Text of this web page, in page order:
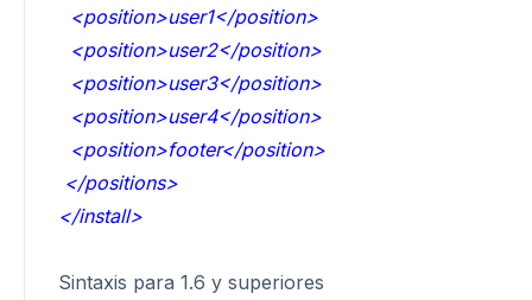
<position>user1</position>
<position>user2</position>
<position>user3</position>
<position>user4</position>
<position>footer</position>
</positions>
</install>
Sintaxis para 1.6 y superiores